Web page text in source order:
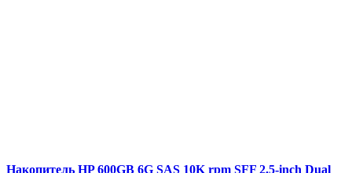
Накопитель HP 600GB 6G SAS 10K rpm SFF 2.5-inch Dual